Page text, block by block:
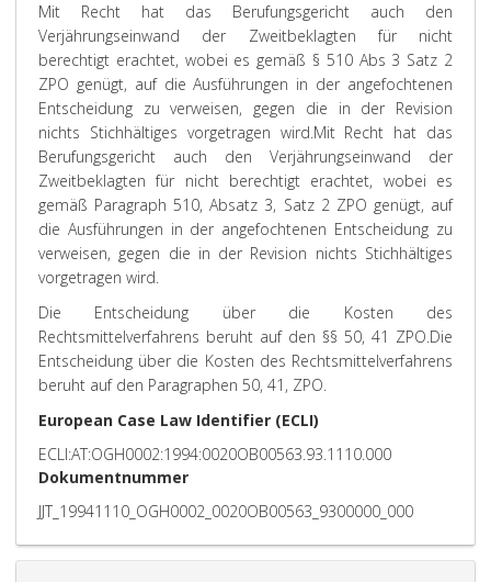
Mit Recht hat das Berufungsgericht auch den
Verjährungseinwand der Zweitbeklagten für nicht
berechtigt erachtet, wobei es gemäß § 510 Abs 3 Satz 2
ZPO genügt, auf die Ausführungen in der angefochtenen
Entscheidung zu verweisen, gegen die in der Revision
nichts Stichhältiges vorgetragen wird.Mit Recht hat das
Berufungsgericht auch den Verjährungseinwand der
Zweitbeklagten für nicht berechtigt erachtet, wobei es
gemäß Paragraph 510, Absatz 3, Satz 2 ZPO genügt, auf
die Ausführungen in der angefochtenen Entscheidung zu
verweisen, gegen die in der Revision nichts Stichhältiges
vorgetragen wird.
Die Entscheidung über die Kosten des
Rechtsmittelverfahrens beruht auf den §§ 50, 41 ZPO.Die
Entscheidung über die Kosten des Rechtsmittelverfahrens
beruht auf den Paragraphen 50, 41, ZPO.
European Case Law Identifier (ECLI)
ECLI:AT:OGH0002:1994:0020OB00563.93.1110.000
Dokumentnummer
JJT_19941110_OGH0002_0020OB00563_9300000_000